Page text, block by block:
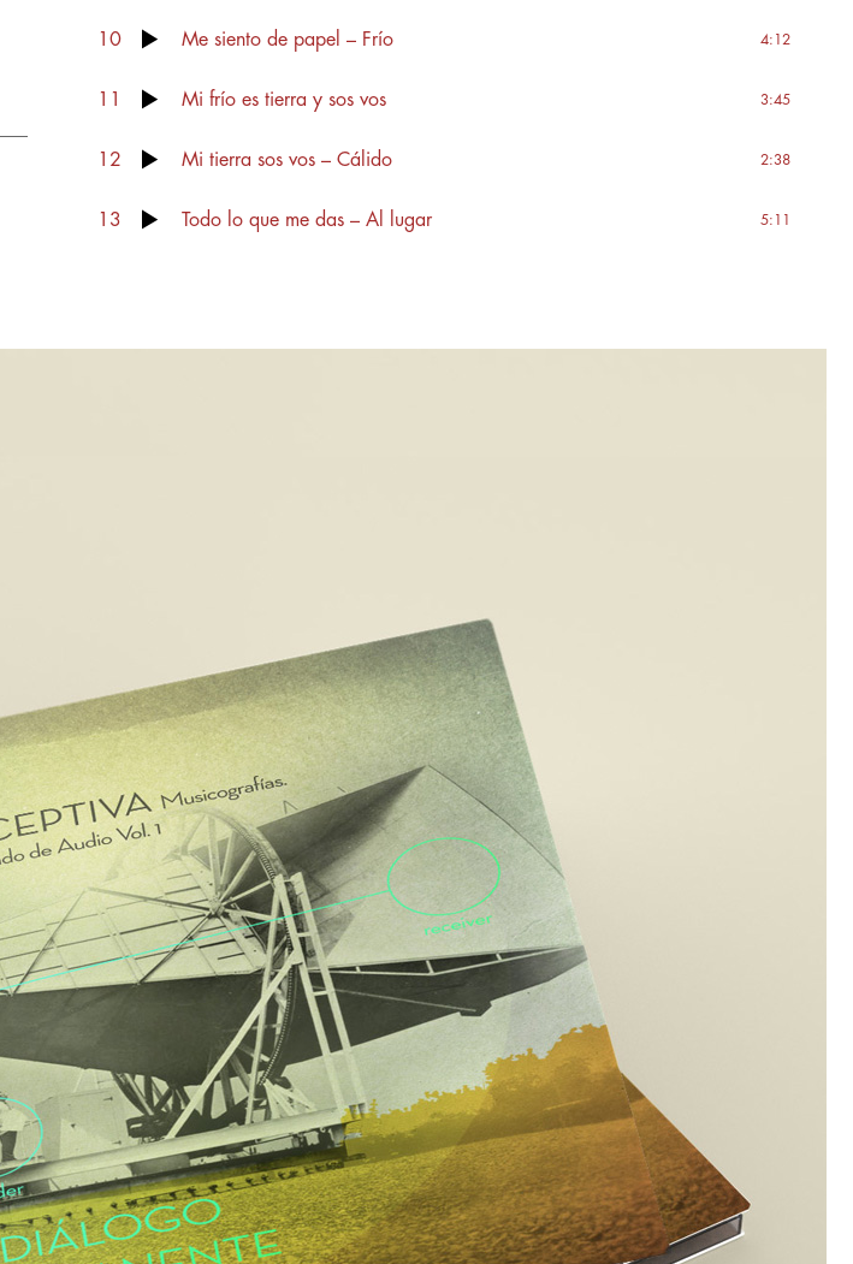
10 Me siento de papel – Frío 4:12
11 Mi frío es tierra y sos vos 3:45
12 Mi tierra sos vos – Cálido 2:38
13 Todo lo que me das – Al lugar 5:11